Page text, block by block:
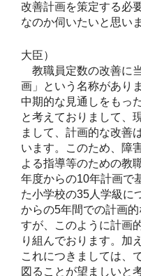
改善計画を策定する必
なのか伺いたいと思い
大臣）
教職員定数の改善に
画」という名称があり
中期的な見通しをもっ
と考えておりまして、
まして、計画的な改善
います。このため、障
よる指導等のための教
年度からの10年計画で
た小学校の35人学級に
からの5年間での計画
すが、このように計画
り組んでおります。加
これにつきましては、
図ることが望ましいと